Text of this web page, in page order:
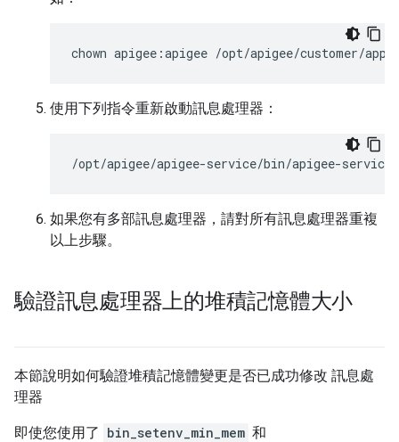
chown apigee:apigee /opt/apigee/customer/
使用下列指令重新啟動訊息處理器：
/opt/apigee/apigee-service/bin/apigee-service
如果您有多部訊息處理器，請對所有訊息處理器重複
以上步驟。
驗證訊息處理器上的堆積記憶體大小
本節說明如何驗證堆積記憶體變更是否已成功修改 訊息處
理器
即使您使用了 bin_setenv_min_mem 和